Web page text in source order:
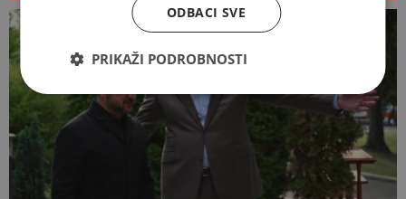
ODBACI SVE
PRIKAŽI PODROBNOSTI